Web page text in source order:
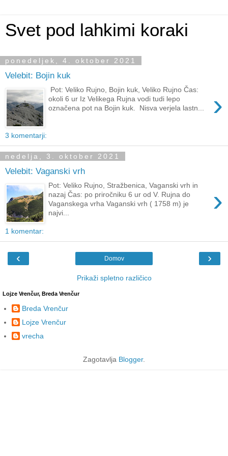
Svet pod lahkimi koraki
ponedeljek, 4. oktober 2021
Velebit: Bojin kuk
›
Pot: Veliko Rujno, Bojin kuk, Veliko Rujno Čas:
okoli 6 ur Iz Velikega Rujna vodi tudi lepo
označena pot na Bojin kuk. Nisva verjela lastn...
3 komentarji:
nedelja, 3. oktober 2021
Velebit: Vaganski vrh
›
Pot: Veliko Rujno, Stražbenica, Vaganski vrh in
nazaj Čas: po priročniku 6 ur od V. Rujna do
Vaganskega vrha Vaganski vrh ( 1758 m) je
najvi...
1 komentar:
‹ ›
Domov
Prikaži spletno različico
Lojze Vrenčur, Breda Vrenčur
Breda Vrenčur
Lojze Vrenčur
vrecha
Zagotavlja Blogger.